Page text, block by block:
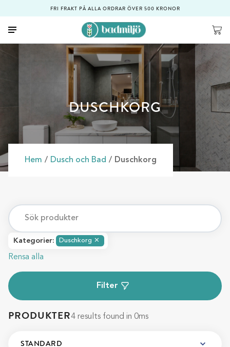
FRI FRAKT PÅ ALLA ORDRAR ÖVER 500 KRONOR
DUSCHKORG
Hem / Dusch och Bad / Duschkorg
Kategorier: Duschkorg ✕
Rensa alla
Filter
PRODUKTER4 results found in 0ms